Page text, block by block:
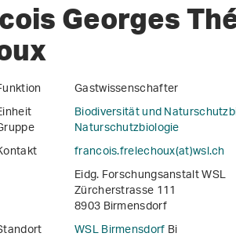
Georges
Gastwissenschafter
Biodiversität und
Naturschutzbiologie
francois.frelechoux(at)wsl.ch
Eidg. Forschungsanstalt WSL
Zürcherstrasse 111
8903 Birmensdorf
WSL BirmensdorfBi